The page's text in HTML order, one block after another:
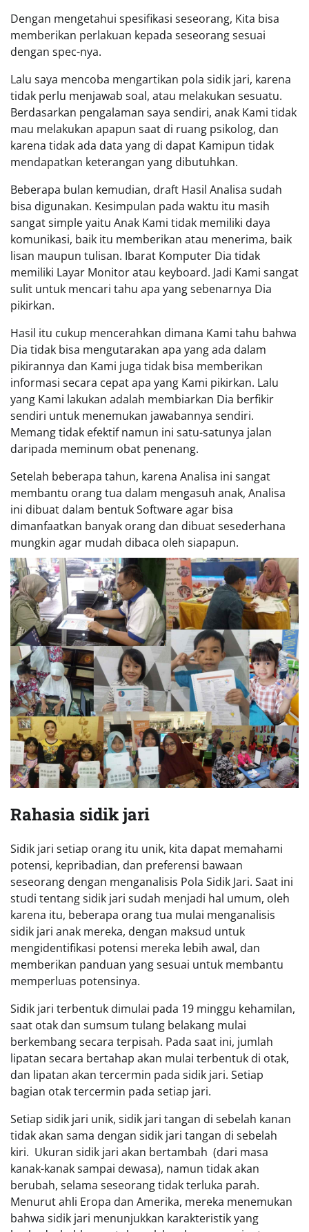
Dengan mengetahui spesifikasi seseorang, Kita bisa
memberikan perlakuan kepada seseorang sesuai
dengan spec-nya.
Lalu saya mencoba mengartikan pola sidik jari, karena
tidak perlu menjawab soal, atau melakukan sesuatu.
Berdasarkan pengalaman saya sendiri, anak Kami tidak
mau melakukan apapun saat di ruang psikolog, dan
karena tidak ada data yang di dapat Kamipun tidak
mendapatkan keterangan yang dibutuhkan.
Beberapa bulan kemudian, draft Hasil Analisa sudah
bisa digunakan. Kesimpulan pada waktu itu masih
sangat simple yaitu Anak Kami tidak memiliki daya
komunikasi, baik itu memberikan atau menerima, baik
lisan maupun tulisan. Ibarat Komputer Dia tidak
memiliki Layar Monitor atau keyboard. Jadi Kami sangat
sulit untuk mencari tahu apa yang sebenarnya Dia
pikirkan.
Hasil itu cukup mencerahkan dimana Kami tahu bahwa
Dia tidak bisa mengutarakan apa yang ada dalam
pikirannya dan Kami juga tidak bisa memberikan
informasi secara cepat apa yang Kami pikirkan. Lalu
yang Kami lakukan adalah membiarkan Dia berfikir
sendiri untuk menemukan jawabannya sendiri.
Memang tidak efektif namun ini satu-satunya jalan
daripada meminum obat penenang.
Setelah beberapa tahun, karena Analisa ini sangat
membantu orang tua dalam mengasuh anak, Analisa
ini dibuat dalam bentuk Software agar bisa
dimanfaatkan banyak orang dan dibuat sesederhana
mungkin agar mudah dibaca oleh siapapun.
Rahasia sidik jari
Sidik jari setiap orang itu unik, kita dapat memahami
potensi, kepribadian, dan preferensi bawaan
seseorang dengan menganalisis Pola Sidik Jari. Saat ini
studi tentang sidik jari sudah menjadi hal umum, oleh
karena itu, beberapa orang tua mulai menganalisis
sidik jari anak mereka, dengan maksud untuk
mengidentifikasi potensi mereka lebih awal, dan
memberikan panduan yang sesuai untuk membantu
memperluas potensinya.
Sidik jari terbentuk dimulai pada 19 minggu kehamilan,
saat otak dan sumsum tulang belakang mulai
berkembang secara terpisah. Pada saat ini, jumlah
lipatan secara bertahap akan mulai terbentuk di otak,
dan lipatan akan tercermin pada sidik jari. Setiap
bagian otak tercermin pada setiap jari.
Setiap sidik jari unik, sidik jari tangan di sebelah kanan
tidak akan sama dengan sidik jari tangan di sebelah
kiri. Ukuran sidik jari akan bertambah (dari masa
kanak-kanak sampai dewasa), namun tidak akan
berubah, selama seseorang tidak terluka parah.
Menurut ahli Eropa dan Amerika, mereka menemukan
bahwa sidik jari menunjukkan karakteristik yang